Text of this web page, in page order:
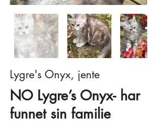
Lygre's Onyx, jente
NO Lygre’s Onyx- har
funnet sin familie